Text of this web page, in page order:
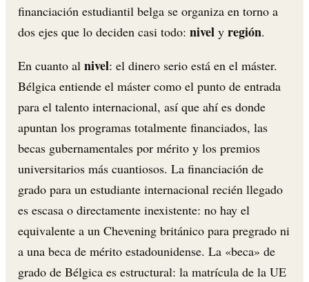
financiación estudiantil belga se organiza en torno a
dos ejes que lo deciden casi todo: nivel y región.
En cuanto al nivel: el dinero serio está en el máster.
Bélgica entiende el máster como el punto de entrada
para el talento internacional, así que ahí es donde
apuntan los programas totalmente financiados, las
becas gubernamentales por mérito y los premios
universitarios más cuantiosos. La financiación de
grado para un estudiante internacional recién llegado
es escasa o directamente inexistente: no hay el
equivalente a un Chevening británico para pregrado ni
a una beca de mérito estadounidense. La «beca» de
grado de Bélgica es estructural: la matrícula de la UE